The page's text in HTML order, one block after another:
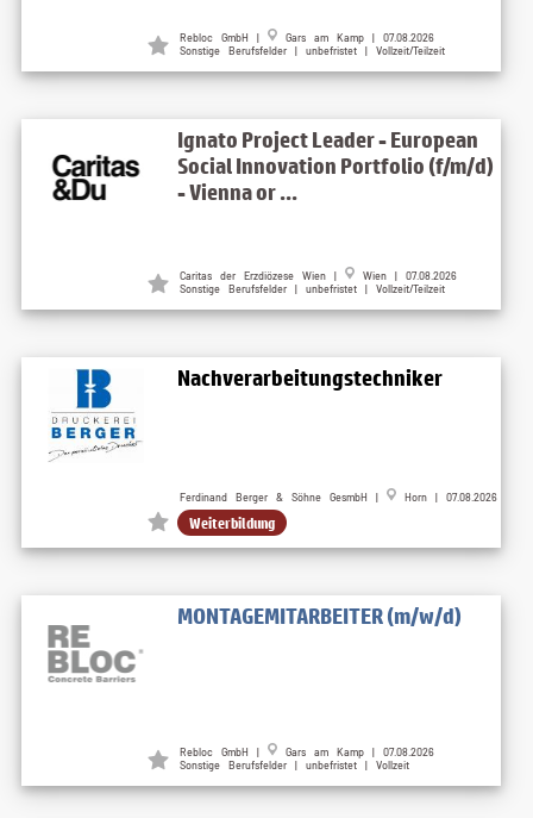
Rebloc GmbH |
Gars am Kamp | 07.08.2026
Sonstige Berufsfelder | unbefristet | Vollzeit/Teilzeit
Ignato Project Leader - European
Social Innovation Portfolio (f/m/d)
- Vienna or ...
Caritas der Erzdiözese Wien |
Wien | 07.08.2026
Sonstige Berufsfelder | unbefristet | Vollzeit/Teilzeit
Nachverarbeitungstechniker
Ferdinand Berger & Söhne GesmbH | Horn | 07.08.2026
Weiterbildung
MONTAGEMITARBEITER (m/w/d)
Rebloc GmbH |
Gars am Kamp | 07.08.2026
Sonstige Berufsfelder | unbefristet | Vollzeit